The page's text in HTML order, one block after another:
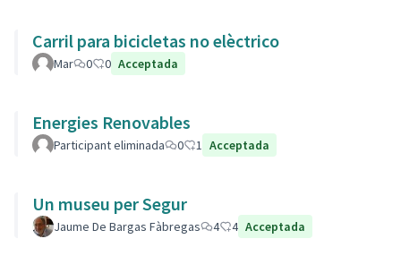
Carril para bicicletas no elèctrico
Mar 0 0 Acceptada
Energies Renovables
Participant eliminada 0 1 Acceptada
Un museu per Segur
Jaume De Bargas Fàbregas 4 4 Acceptada